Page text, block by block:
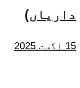
داریاں)
15 اگست 2025